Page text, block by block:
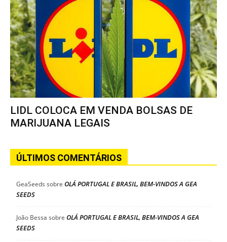
LIDL COLOCA EM VENDA BOLSAS DE
MARIJUANA LEGAIS
ÚLTIMOS COMENTÁRIOS
GeaSeeds sobre OLÁ PORTUGAL E BRASIL, BEM-VINDOS A GEA
SEEDS
João Bessa sobre OLÁ PORTUGAL E BRASIL, BEM-VINDOS A GEA
SEEDS